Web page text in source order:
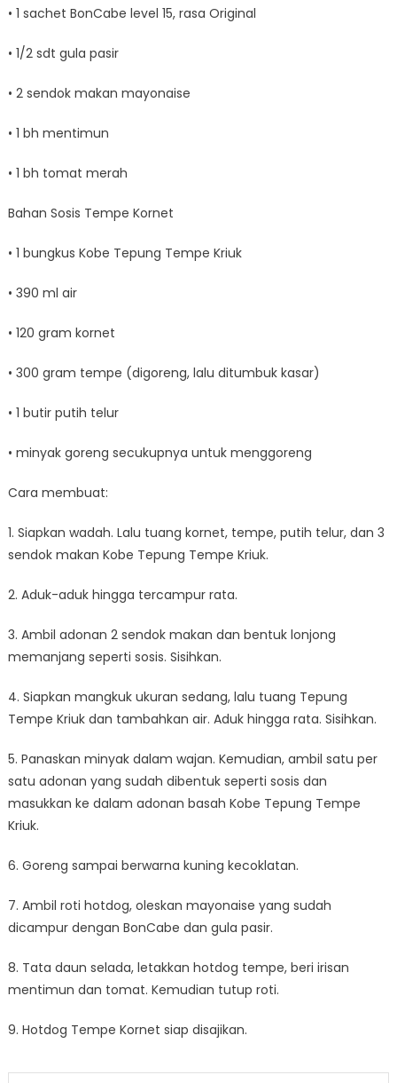
• 1 sachet BonCabe level 15, rasa Original
• 1/2 sdt gula pasir
• 2 sendok makan mayonaise
• 1 bh mentimun
• 1 bh tomat merah
Bahan Sosis Tempe Kornet
• 1 bungkus Kobe Tepung Tempe Kriuk
• 390 ml air
• 120 gram kornet
• 300 gram tempe (digoreng, lalu ditumbuk kasar)
• 1 butir putih telur
• minyak goreng secukupnya untuk menggoreng
Cara membuat:
1. Siapkan wadah. Lalu tuang kornet, tempe, putih telur, dan 3
sendok makan Kobe Tepung Tempe Kriuk.
2. Aduk-aduk hingga tercampur rata.
3. Ambil adonan 2 sendok makan dan bentuk lonjong
memanjang seperti sosis. Sisihkan.
4. Siapkan mangkuk ukuran sedang, lalu tuang Tepung
Tempe Kriuk dan tambahkan air. Aduk hingga rata. Sisihkan.
5. Panaskan minyak dalam wajan. Kemudian, ambil satu per
satu adonan yang sudah dibentuk seperti sosis dan
masukkan ke dalam adonan basah Kobe Tepung Tempe
Kriuk.
6. Goreng sampai berwarna kuning kecoklatan.
7. Ambil roti hotdog, oleskan mayonaise yang sudah
dicampur dengan BonCabe dan gula pasir.
8. Tata daun selada, letakkan hotdog tempe, beri irisan
mentimun dan tomat. Kemudian tutup roti.
9. Hotdog Tempe Kornet siap disajikan.